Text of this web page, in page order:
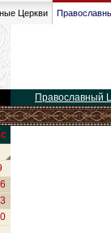
Церкви
Православный